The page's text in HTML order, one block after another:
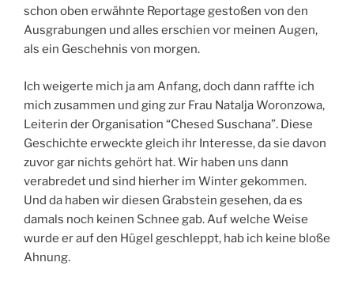
schon oben erwähnte Reportage gestoßen von den
Ausgrabungen und alles erschien vor meinen Augen,
als ein Geschehnis von morgen.
Ich weigerte mich ja am Anfang, doch dann raffte ich
mich zusammen und ging zur Frau Natalja Woronzowa,
Leiterin der Organisation “Chesed Suschana”. Diese
Geschichte erweckte gleich ihr Interesse, da sie davon
zuvor gar nichts gehört hat. Wir haben uns dann
verabredet und sind hierher im Winter gekommen.
Und da haben wir diesen Grabstein gesehen, da es
damals noch keinen Schnee gab. Auf welche Weise
wurde er auf den Hügel geschleppt, hab ich keine bloße
Ahnung.